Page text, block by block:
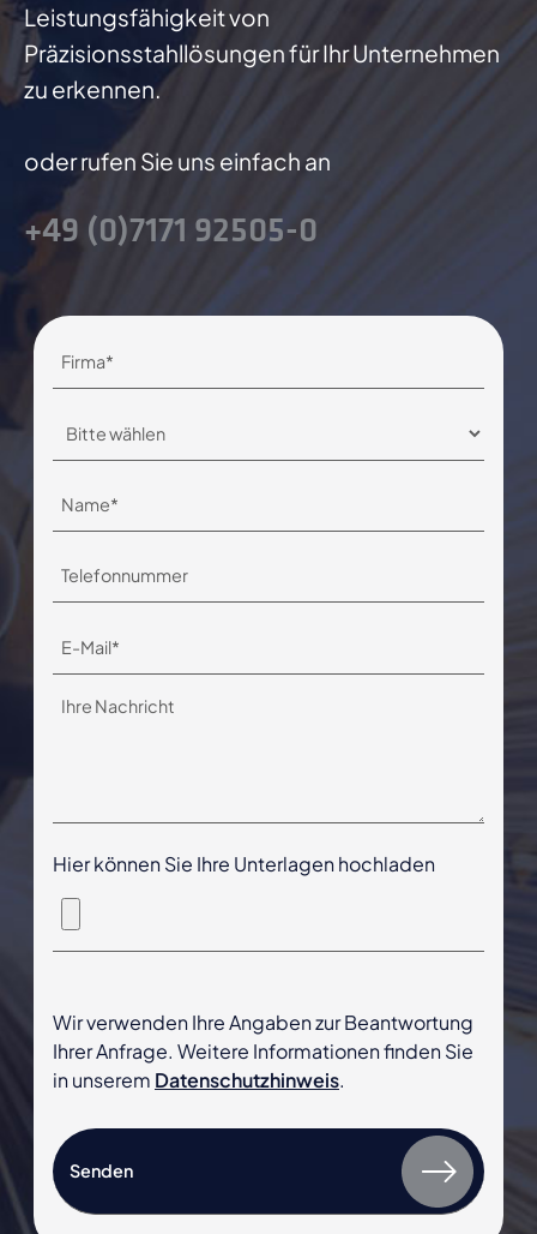
Leistungsfähigkeit von
Präzisionsstahllösungen für Ihr Unternehmen
zu erkennen.
oder rufen Sie uns einfach an
+49 (0)7171 92505-0
Hier können Sie Ihre Unterlagen hochladen
Wir verwenden Ihre Angaben zur Beantwortung
Ihrer Anfrage. Weitere Informationen finden Sie
in unserem Datenschutzhinweis.